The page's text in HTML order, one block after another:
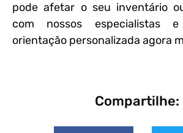
pode afetar o seu inventário
com nossos especialistas
orientação personalizada agora
Compartilhe: